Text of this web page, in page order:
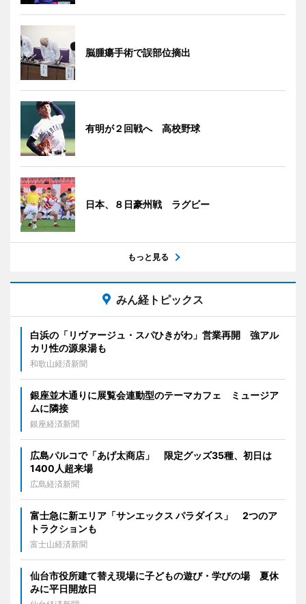
脳腫瘍手術で誤部位摘出
有明が２回戦へ 高校野球
日本、８日豪州戦 ラグビー
もっと見る
みん経トピックス
白浜の「リヴァージュ・スパひきがわ」営業再開 強アル
カリ性の源泉湯も
和歌山経済新聞
銀座並木通りに展覧会連動型のテーマカフェ ミュージア
ムに隣接
銀座経済新聞
広島パルコで「あげ太商店」 限定グッズ35種、初日は
1400人超来場
広島経済新聞
富士急に新エリア「サンエックス パラダイス」 2つのア
トラクションも
富士山経済新聞
仙台市役所建て替え現場に子どもの遊び・学びの場 夏休
みに平日開放日